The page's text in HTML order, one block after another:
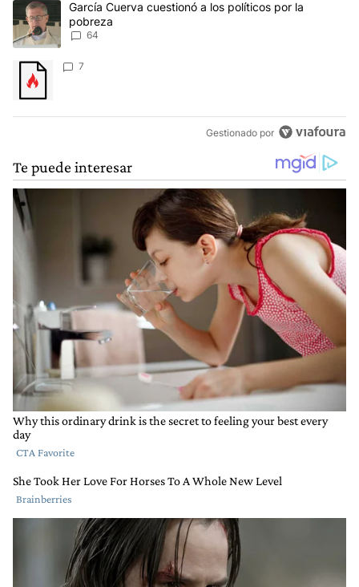
Un artículo de tendencia con el título "García Cuerva cuestionó
García Cuerva cuestionó a los políticos por la
pobreza
64
Un artículo de tendencia con el título "" con 7 comentarios.
7
Gestionado por